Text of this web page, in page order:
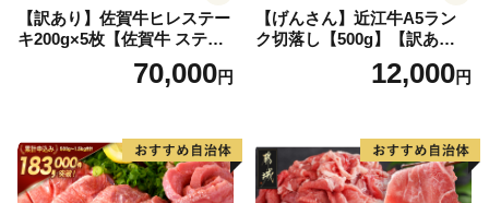
【訳あり】佐賀牛ヒレステー
キ200g×5枚【佐賀牛 ステー
キ ブランド肉 ヒレ肉 フィレ
肉 ジューシー ヘルシー】(H0
70,000円
【げんさん】近江牛A5ラン
ク切落し【500g】【訳あり】
12,000円